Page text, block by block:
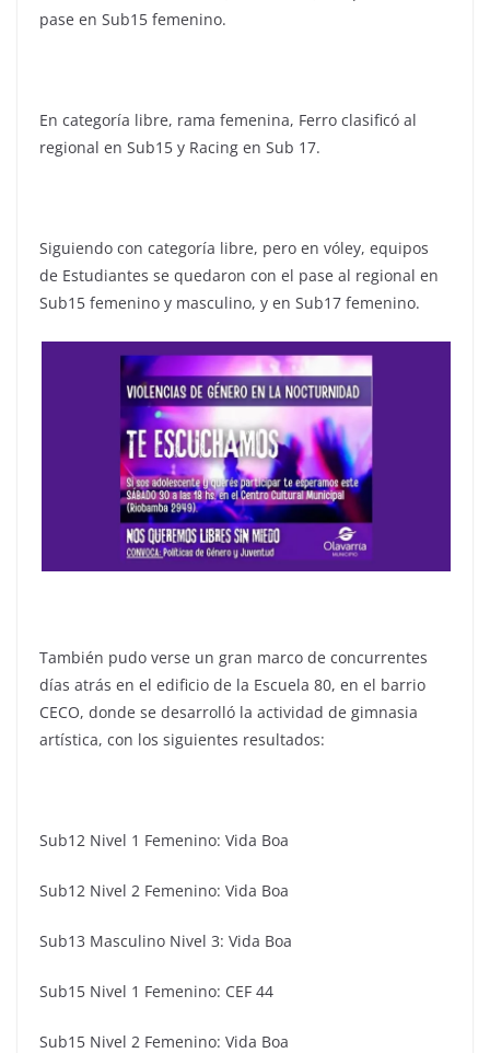
pase en Sub15 femenino.
En categoría libre, rama femenina, Ferro clasificó al
regional en Sub15 y Racing en Sub 17.
Siguiendo con categoría libre, pero en vóley, equipos
de Estudiantes se quedaron con el pase al regional en
Sub15 femenino y masculino, y en Sub17 femenino.
También pudo verse un gran marco de concurrentes
días atrás en el edificio de la Escuela 80, en el barrio
CECO, donde se desarrolló la actividad de gimnasia
artística, con los siguientes resultados:
Sub12 Nivel 1 Femenino: Vida Boa
Sub12 Nivel 2 Femenino: Vida Boa
Sub13 Masculino Nivel 3: Vida Boa
Sub15 Nivel 1 Femenino: CEF 44
Sub15 Nivel 2 Femenino: Vida Boa